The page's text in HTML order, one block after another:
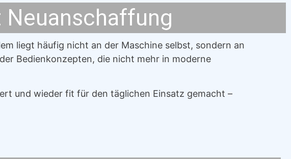
liegt häufig nicht an der Maschine selbst, sondern an
Bedienkonzepten, die nicht mehr in moderne
und wieder fit für den täglichen Einsatz gemacht –